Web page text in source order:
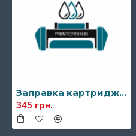
Заправка картриджа Xerox 106R01378/106R01379
345 грн.